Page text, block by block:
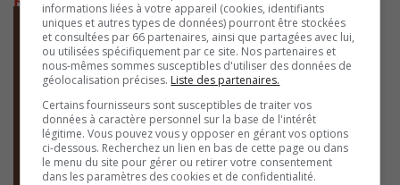
informations liées à votre appareil (cookies, identifiants
uniques et autres types de données) pourront être stockées
et consultées par 66 partenaires, ainsi que partagées avec lui,
ou utilisées spécifiquement par ce site. Nos partenaires et
nous-mêmes sommes susceptibles d'utiliser des données de
géolocalisation précises. Liste des partenaires.
Certains fournisseurs sont susceptibles de traiter vos
données à caractère personnel sur la base de l'intérêt
légitime. Vous pouvez vous y opposer en gérant vos options
ci-dessous. Recherchez un lien en bas de cette page ou dans
le menu du site pour gérer ou retirer votre consentement
dans les paramètres des cookies et de confidentialité.